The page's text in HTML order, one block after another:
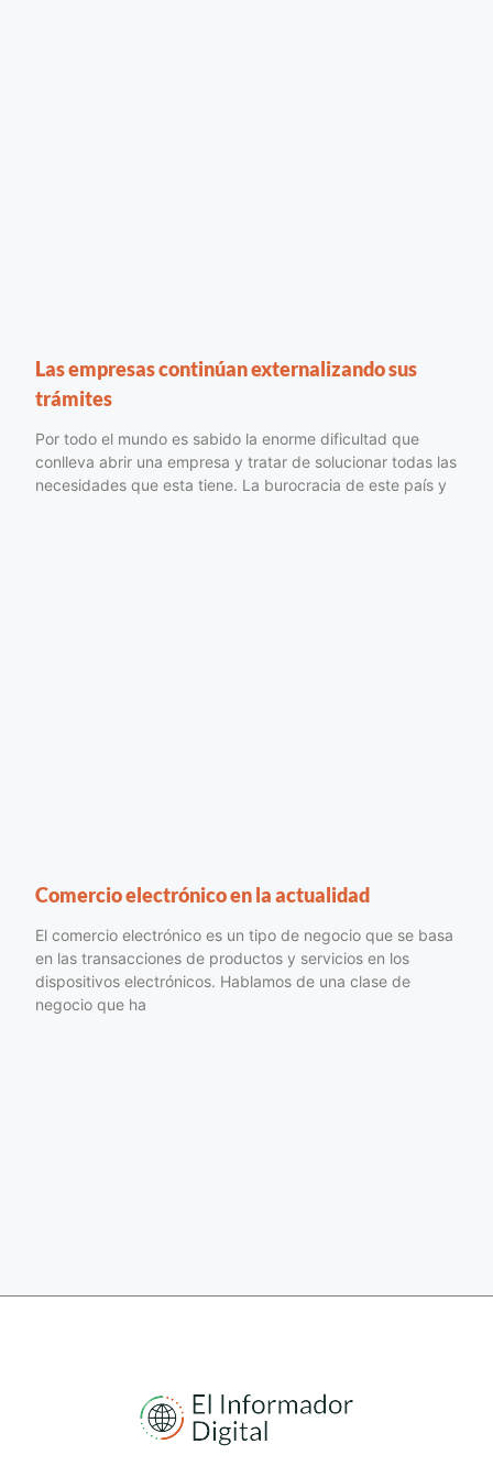
Las empresas continúan externalizando sus
trámites
Por todo el mundo es sabido la enorme dificultad que
conlleva abrir una empresa y tratar de solucionar todas las
necesidades que esta tiene. La burocracia de este país y
Comercio electrónico en la actualidad
El comercio electrónico es un tipo de negocio que se basa
en las transacciones de productos y servicios en los
dispositivos electrónicos. Hablamos de una clase de
negocio que ha